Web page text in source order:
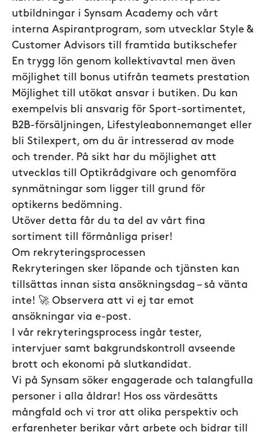
utbildningar i Synsam Academy och vårt
interna Aspirantprogram, som utvecklar Style &
Customer Advisors till framtida butikschefer
En trygg lön genom kollektivavtal men även
möjlighet till bonus utifrån teamets prestation
Möjlighet till utökat ansvar i butiken. Du kan
exempelvis bli ansvarig för Sport-sortimentet,
B2B-försäljningen, Lifestyleabonnemanget eller
bli Stilexpert, om du är intresserad av mode
och trender. På sikt har du möjlighet att
utvecklas till Optikrådgivare och genomföra
synmätningar som ligger till grund för
optikerns bedömning.
Utöver detta får du ta del av vårt fina
sortiment till förmånliga priser!
Om rekryteringsprocessen
Rekryteringen sker löpande och tjänsten kan
tillsättas innan sista ansökningsdag – så vänta
inte! 🚀 Observera att vi ej tar emot
ansökningar via e-post.
I vår rekryteringsprocess ingår tester,
intervjuer samt bakgrundskontroll avseende
brott och ekonomi på slutkandidat.
Vi på Synsam söker engagerade och talangfulla
personer i alla åldrar! Hos oss värdesätts
mångfald och vi tror att olika perspektiv och
erfarenheter berikar vårt arbete och bidrar till